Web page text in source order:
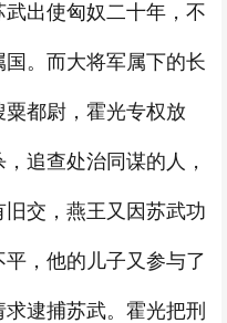
出使匈奴二十年，不
。而大将军属下的长
都尉，霍光专权放
追查处治同谋的人，
交，燕王又因苏武功
，他的儿子又参与了
逮捕苏武。霍光把刑